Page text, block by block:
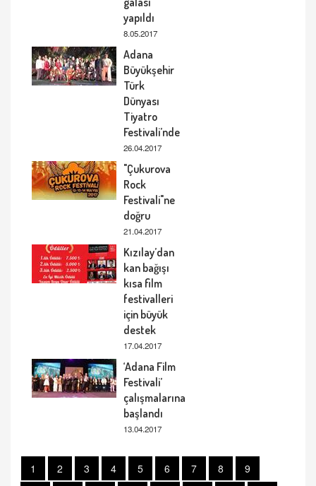
yapıldı
8.05.2017
Adana
Büyükşehir
Türk
Dünyası
Tiyatro
Festivali’nde
26.04.2017
"Çukurova
Rock
Festivali"ne
doğru
21.04.2017
Kızılay’dan
kan bağışı
kısa film
festivalleri
için büyük
destek
17.04.2017
‘Adana Film
Festivali’
çalışmalarına
başlandı
13.04.2017
1 2 3 4 5 6 7 8
9